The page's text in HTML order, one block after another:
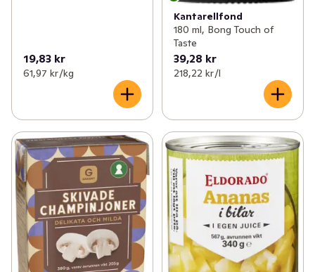
19,83 kr
61,97 kr /kg
Kantarellfond
180 ml, Bong Touch of
Taste
39,28 kr
218,22 kr /l